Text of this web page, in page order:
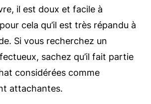
il est doux et facile à
cela qu’il est très répandu à
Si vous recherchez un
sachez qu’il fait partie
considérées comme
attachantes.